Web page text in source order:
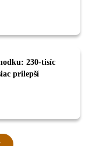
230-tisíc
prilepší